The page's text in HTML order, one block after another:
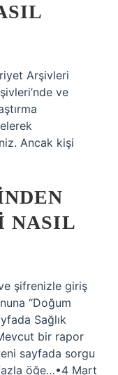
Arşivleri
ve
Ancak kişi
NASIL
şifrenizle giriş
“Doğum
Sağlık
bir rapor
sayfada sorgu
öğe…•4 Mart